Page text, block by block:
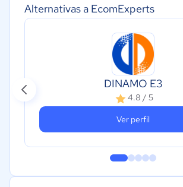
Alternativas a EcomExperts
DINAMO E3
4.8 / 5
Ver perfil